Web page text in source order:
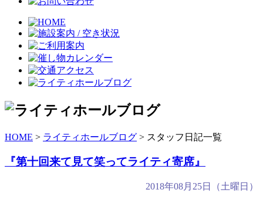
HOME > ライティホールブログ > スタッフ日記一覧
『第十回来て見て笑ってライティ寄席』
2018年08月25日（土曜日）